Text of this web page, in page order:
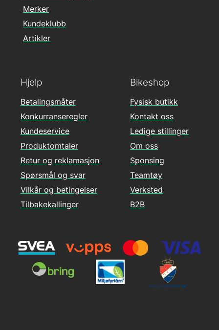
Hjelp
Betalingsmåter
Konkurranseregler
Kundeservice
Produktomtaler
Retur og reklamasjon
Spørsmål og svar
Vilkår og betingelser
Tilbakekallinger
Merker
Kundeklubb
Artikler
Bikeshop
Fysisk butikk
Kontakt oss
Ledige stillinger
Om oss
Sponsing
Teamtøy
Verksted
B2B